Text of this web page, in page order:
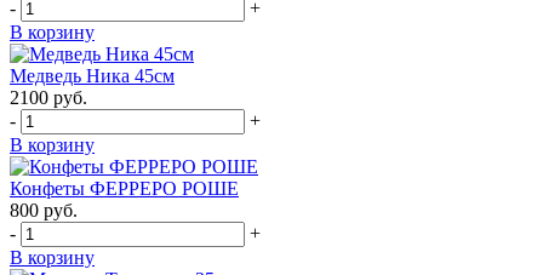
-
+
В корзину
Медведь Ника 45см
2100 руб.
-
+
В корзину
Конфеты ФЕРРЕРО РОШЕ
800 руб.
-
+
В корзину